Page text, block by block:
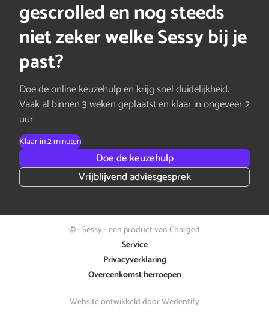
gescrolled en nog steeds
niet zeker welke Sessy bij je
past?
Doe de online keuzehulp en krijg snel duidelijkheid.
Vaak al binnen 3 weken geplaatst en klaar in ongeveer 2
uur
Klaar in 2 minuten
Doe de keuzehulp
Vrijblijvend adviesgesprek
© - Sessy - een product vanCharged
Service
Privacyverklaring
Overeenkomst herroepen
Website ontwikkeld doorWedentify